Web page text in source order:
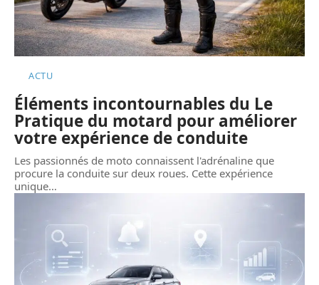
ACTU
Éléments incontournables du Le
Pratique du motard pour améliorer
votre expérience de conduite
Les passionnés de moto connaissent l'adrénaline que
procure la conduite sur deux roues. Cette expérience
unique…